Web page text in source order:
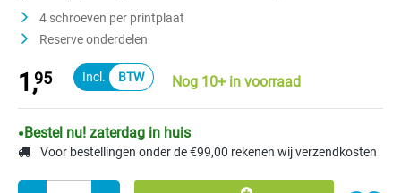
4 schroeven per printplaat
Reserve onderdelen
1,95 Nog 10+ in voorraad
Bestel nu! zaterdag in huis
Voor bestellingen onder de €99,00 rekenen wij verzendkosten